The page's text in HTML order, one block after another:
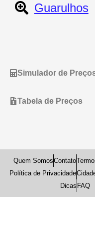
Guarulhos
Simulador de
Tabela de Preços
Quem SomosContato
Política de Privacidade
Dicas FAQ